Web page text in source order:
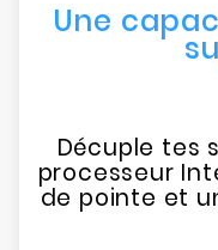
Une
Décuple tes
processeur
de pointe et